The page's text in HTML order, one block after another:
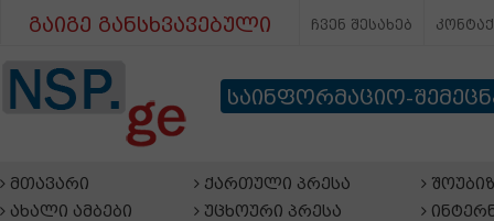
გაიგე განსხვავებული ჩვენ შესახებ
საინფორმაციო-
მთავარი
ახალი ამბები
ქართული პრესა
უცხოური პრესა